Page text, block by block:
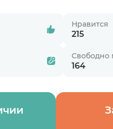
Нравится
215
Свободно
164